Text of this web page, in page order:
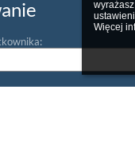
Więcej